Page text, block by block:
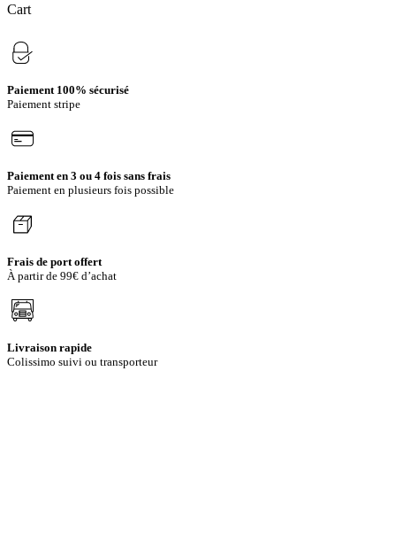
CartClose
Paiement 100% sécurisé
Paiement stripe
Paiement en 3 ou 4 fois sans frais
Paiement en plusieurs fois possible
Frais de port offert
À partir de 99€ d’achat
Livraison rapide
Colissimo suivi ou transporteur